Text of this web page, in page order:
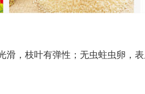
滑，枝叶有弹性；无虫蛀虫卵，